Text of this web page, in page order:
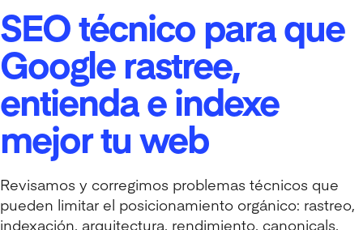
SEO técnico para que
Google rastree,
entienda e indexe
mejor tu web
Revisamos y corregimos problemas técnicos que
pueden limitar el posicionamiento orgánico: rastreo,
indexación, arquitectura, rendimiento, canonicals,